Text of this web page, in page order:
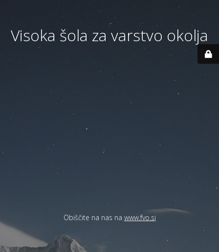
Visoka šola za varstvo okolja
Obiščite na nas na www.fvo.si